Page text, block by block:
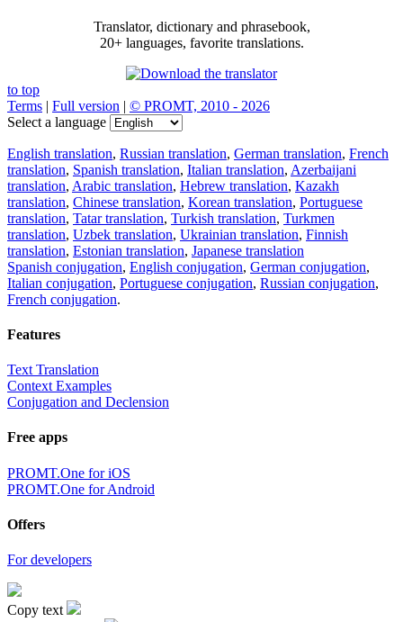
Translator, dictionary and phrasebook,
20+ languages, favorite translations.
to top
Terms | Full version | © PROMT, 2010 - 2026
Select a language
English translation, Russian translation, German translation, French
translation, Spanish translation, Italian translation, Azerbaijani
translation, Arabic translation, Hebrew translation, Kazakh
translation, Chinese translation, Korean translation, Portuguese
translation, Tatar translation, Turkish translation, Turkmen
translation, Uzbek translation, Ukrainian translation, Finnish
translation, Estonian translation, Japanese translation
Spanish conjugation, English conjugation, German conjugation,
Italian conjugation, Portuguese conjugation, Russian conjugation,
French conjugation.
Features
Text Translation
Context Examples
Conjugation and Declension
Free apps
PROMT.One for iOS
PROMT.One for Android
Offers
For developers
Copy text